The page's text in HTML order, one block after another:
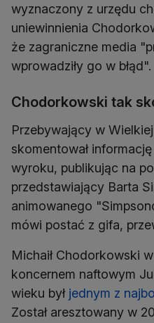
wyznaczony z urzędu
uniewinnienia
że zagraniczne media
wprowadziły go w błąd".
Chodorkowski tak
Przebywający w
skomentował
wyroku, publikując na
przedstawiający Barta
animowanego
mówi postać z gifa,
Michaił Chodorkowski
koncernem naftowym
wieku był jednym z
Został aresztowany w